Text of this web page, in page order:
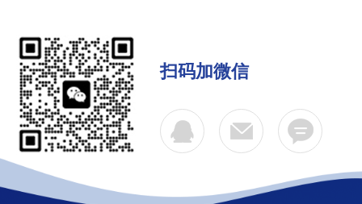
扫码加微信